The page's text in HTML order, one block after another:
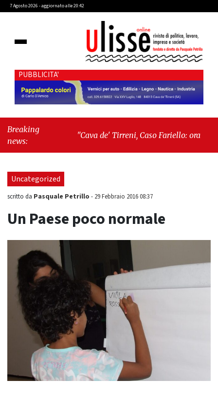
7 Agosto 2026 - aggiornato alle 20:42
PUBBLICITA'
Breaking
news:
"Cava de' Tirreni, Caso Fariello: ora torniamo
Uncategorized
scritto da Pasquale Petrillo - 29 Febbraio 2016 08:37
Un Paese poco normale